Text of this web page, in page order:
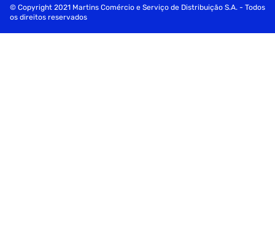
© Copyright 2021 Martins Comércio e Serviço de Distribuição S.A. - Todos
os direitos reservados